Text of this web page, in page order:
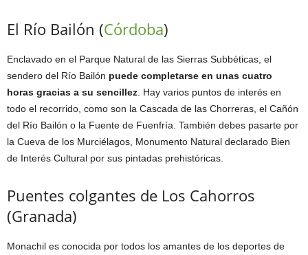
El Río Bailón (Córdoba)
Enclavado en el Parque Natural de las Sierras Subbéticas, el
sendero del Río Bailón puede completarse en unas cuatro
horas gracias a su sencillez . Hay varios puntos de interés en
todo el recorrido, como son la Cascada de las Chorreras, el Cañón
del Río Bailón o la Fuente de Fuenfría. También debes pasarte por
la Cueva de los Murciélagos, Monumento Natural declarado Bien
de Interés Cultural por sus pintadas prehistóricas.
Puentes colgantes de Los Cahorros
(Granada)
Monachil es conocida por todos los amantes de los deportes de